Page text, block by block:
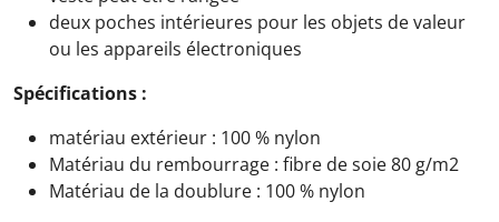
deux poches intérieures pour les objets de valeur
ou les appareils électroniques
Spécifications :
matériau extérieur : 100 % nylon
Matériau du rembourrage : fibre de soie 80 g/m2
Matériau de la doublure : 100 % nylon